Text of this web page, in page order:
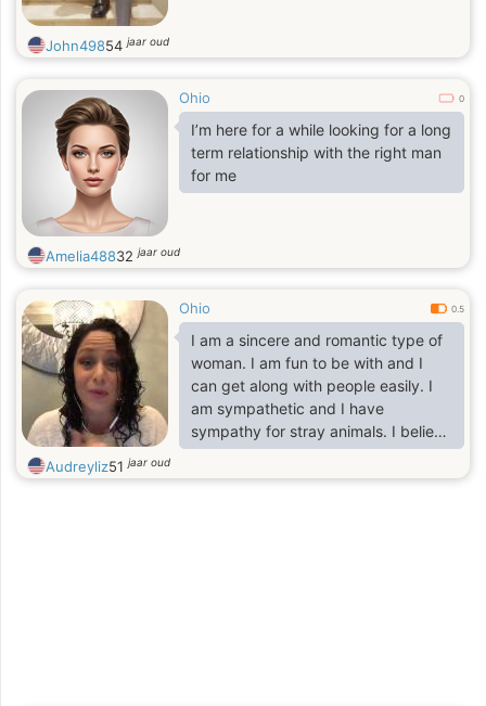
John49854jaar oud
Ohio 0
I’m here for a while looking for a long
term relationship with the right man
for me
Amelia48832jaar oud
Ohio 0.5
I am a sincere and romantic type of
woman. I am fun to be with and I
can get along with people easily. I
am sympathetic and I have
sympathy for stray animals. I believe
they deserve to be loved and
treated well. I like going to temples
Audreyliz51jaar oud